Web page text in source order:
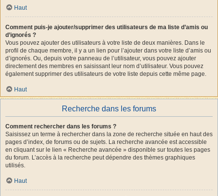
Haut
Comment puis-je ajouter/supprimer des utilisateurs de ma liste d’amis ou
d’ignorés ?
Vous pouvez ajouter des utilisateurs à votre liste de deux manières. Dans le
profil de chaque membre, il y a un lien pour l’ajouter dans votre liste d’amis ou
d’ignorés. Ou, depuis votre panneau de l’utilisateur, vous pouvez ajouter
directement des membres en saisissant leur nom d’utilisateur. Vous pouvez
également supprimer des utilisateurs de votre liste depuis cette même page.
Haut
Recherche dans les forums
Comment rechercher dans les forums ?
Saisissez un terme à rechercher dans la zone de recherche située en haut des
pages d’index, de forums ou de sujets. La recherche avancée est accessible
en cliquant sur le lien « Recherche avancée » disponible sur toutes les pages
du forum. L’accès à la recherche peut dépendre des thèmes graphiques
utilisés.
Haut